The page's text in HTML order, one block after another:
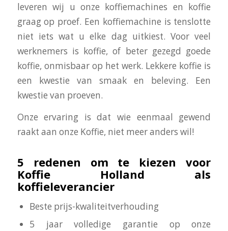
leveren wij u onze koffiemachines en koffie
graag op proef. Een koffiemachine is tenslotte
niet iets wat u elke dag uitkiest. Voor veel
werknemers is koffie, of beter gezegd goede
koffie, onmisbaar op het werk. Lekkere koffie is
een kwestie van smaak en beleving. Een
kwestie van proeven.
Onze ervaring is dat wie eenmaal gewend
raakt aan onze Koffie, niet meer anders wil!
5 redenen om te kiezen voor
Koffie Holland als
koffieleverancier
Beste prijs-kwaliteitverhouding
5 jaar volledige garantie op onze